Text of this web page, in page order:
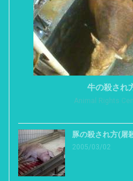
牛の殺され
Animal Rights
豚の殺され方(屠
2005/03/02